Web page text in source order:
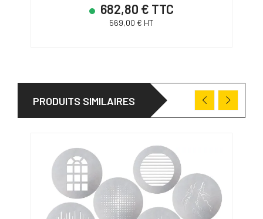
682,80 € TTC
569,00 € HT
PRODUITS SIMILAIRES